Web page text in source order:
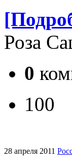
Роза
0
100
28 апреля 2011